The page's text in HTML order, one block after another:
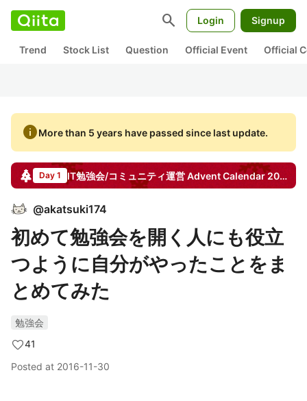
search Login Signup
Trend Stock List Question Official Event Official
infoMore than 5 years have passed since last update.
Day 1 IT勉強会/コミュニティ運営Advent Calendar 2016
@akatsuki174
初めて勉強会を開く人にも役立
つように自分がやったことをま
とめてみた
勉強会
41
Posted at 2016-11-30